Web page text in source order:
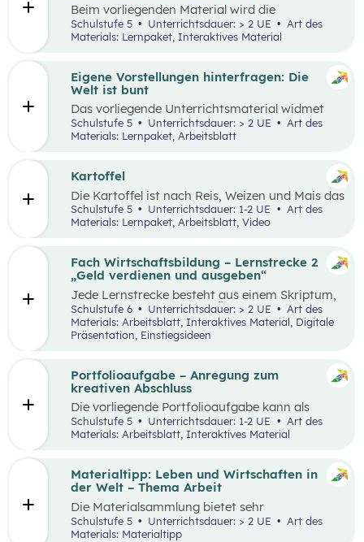
Eigene Vorstellungen hinterfragen: Die
Welt ist bunt
Das vorliegende Unterrichtsmaterial widmet
sich dem Thema Stereotype – insbesondere in
Bezug auf Afrika – und kann als Einstieg in das
visuellem Input soll den Schüler:innen
hinterfragen, zu dekonstruieren und zu
rekonstruieren.
Schulstufe 5 Unterrichtsdauer: > 2 UE
Materials: Lernpaket, Arbeitsblatt
Kartoffel
Die Kartoffel ist nach Reis, Weizen und Mais das
viertwichtigste Grundnahrungsmittel der
Menschheit. Weltweit gibt es rund 5.000
anpassen. Die Unterrichtsmaterialien
behandeln einerseits gesellschaftliche sowie
naturräumliche Bedingungen der
landwirtschaftlichen Produktion. Wesentliche
Charakteristika der räumlichen Umwelt werden
am Fallbeispiel Kartoffel erhoben und
beschrieben.
Schulstufe 5 Unterrichtsdauer: 1-2 UE
Art des
Materials: Lernpaket, Arbeitsblatt, Video
Fach Wirtschaftsbildung – Lernstrecke 2
„Geld verdienen und ausgeben“
Jede Lernstrecke besteht aus einem Skriptum,
welches dazu dient einen Überblick über die
jeweilige Lernstrecke zu erhalten. Mit
dem eigenen Unterrichtsgegenstand
Wirtschaftsbildung erwerben Schüler:innen das
Einstellungen und Verhaltensbereitschaften, die
sie in ökonomisch geprägten Lebenssituationen
benötigen. Diese sollen ihnen dabei helfen,
ökonomische Herausforderungen, Aufgaben
und Problemstellungen erkennen, analysieren,
beurteilen und erfolgreich bewältigen zu
Schulstufe 6 Unterrichtsdauer: > 2 UE
Materials: Arbeitsblatt, Interaktives Material, Digitale
Präsentation, Einstiegsideen
Portfolioaufgabe – Anregung zum
kreativen Abschluss
Die vorliegende Portfolioaufgabe kann als
Abschluss des Kompetenzbereichs „Leben und
Wirtschaften im Hinblick auf nachhaltige
Schulstufe 5 Unterrichtsdauer: 1-2 UE
Art des
Materials: Arbeitsblatt, Interaktives Material
Beim vorliegenden Material wird die
Lernumgebung viachabaDoozur Verfügung
gestellt und mit einem analogen Lernplan (M2)
Schulstufe 5 Unterrichtsdauer: > 2 UE
Materials: Lernpaket, Interaktives Material
Materialtipp: Leben und Wirtschaften in
der Welt – Thema Arbeit
Die Materialsammlung bietet sehr
unterschiedliche Aspekte in Bezug auf das
Thema Arbeit für den Unterricht.
Schulstufe 5 Unterrichtsdauer: > 2 UE
Materials: Materialtipp